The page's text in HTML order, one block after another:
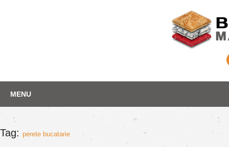
Depozit marmura
content
MENU
Tag: perete bucatarie